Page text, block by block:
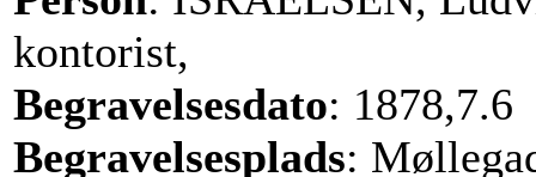
kontorist,
Begravelsesdato: 1878,7.6
Begravelsesplads: